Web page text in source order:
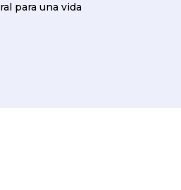
para una vida